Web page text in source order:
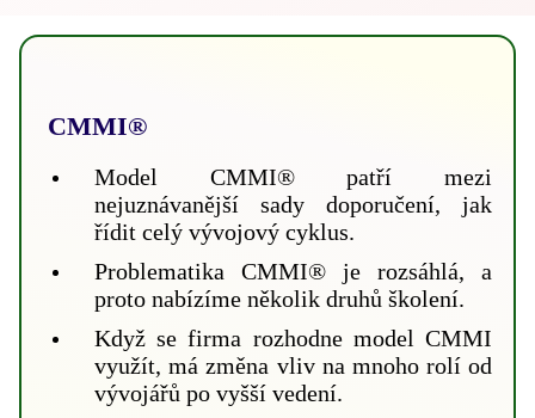
CMMI®
Model CMMI® patří mezi
nejuznávanější sady doporučení, jak
řídit celý vývojový cyklus.
Problematika CMMI® je rozsáhlá, a
proto nabízíme několik druhů školení.
Když se firma rozhodne model CMMI
využít, má změna vliv na mnoho rolí od
vývojářů po vyšší vedení.